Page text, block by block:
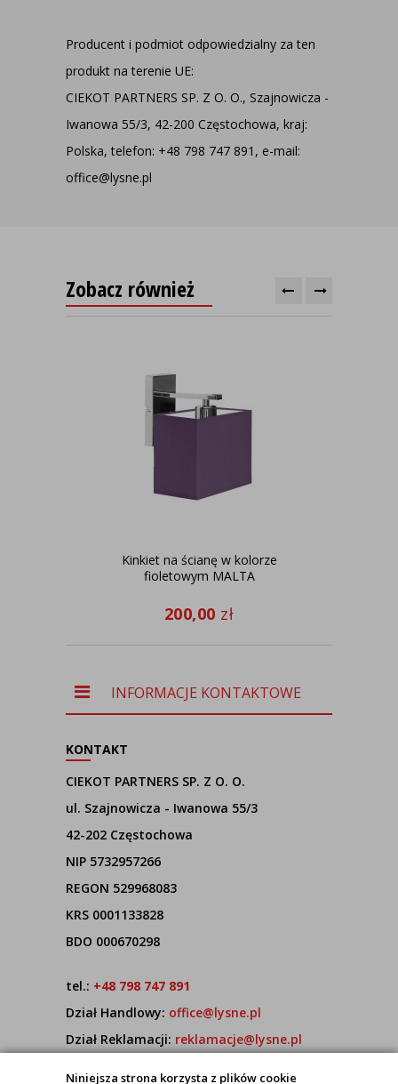
Niniejsza strona korzysta z plików cookie
Producent i podmiot odpowiedzialny za ten
produkt na terenie UE:
CIEKOT PARTNERS SP. Z O. O., Szajnowicza -
Iwanowa 55/3, 42-200 Częstochowa, kraj:
Polska, telefon: +48 798 747 891, e-mail:
office@lysne.pl
Zobacz również
Kinkiet na ścianę w kolorze
fioletowym MALTA
200,00 zł
INFORMACJE KONTAKTOWE
KONTAKT
CIEKOT PARTNERS SP. Z O. O.
ul. Szajnowicza - Iwanowa 55/3
42-202 Częstochowa
NIP 5732957266
REGON 529968083
KRS 0001133828
BDO 000670298
tel.: +48 798 747 891
Dział Handlowy: office@lysne.pl
Dział Reklamacji: reklamacje@lysne.pl